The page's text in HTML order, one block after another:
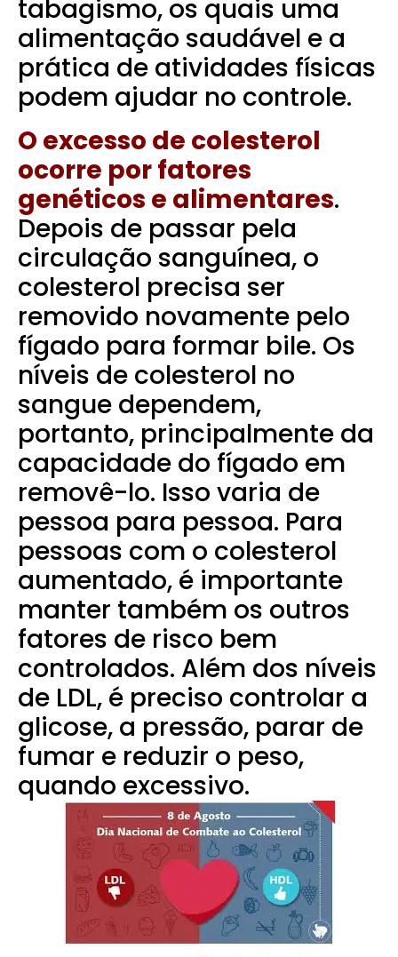
tabagismo, os quais uma
alimentação saudável e a
prática de atividades físicas
podem ajudar no controle.
O excesso de colesterol
ocorre por fatores
genéticos e alimentares.
Depois de passar pela
circulação sanguínea, o
colesterol precisa ser
removido novamente pelo
fígado para formar bile. Os
níveis de colesterol no
sangue dependem,
portanto, principalmente da
capacidade do fígado em
removê-lo. Isso varia de
pessoa para pessoa. Para
pessoas com o colesterol
aumentado, é importante
manter também os outros
fatores de risco bem
controlados. Além dos níveis
de LDL, é preciso controlar a
glicose, a pressão, parar de
fumar e reduzir o peso,
quando excessivo.